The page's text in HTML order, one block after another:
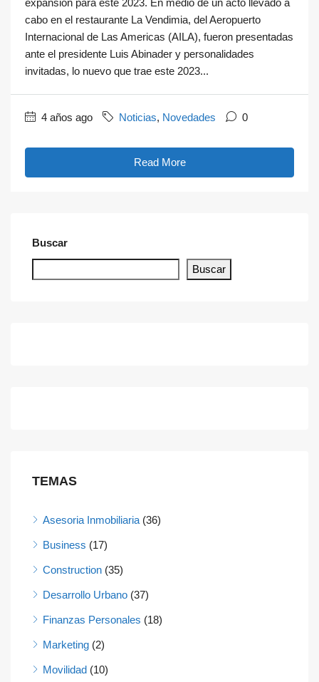
expansión para este 2023. En medio de un acto llevado a
cabo en el restaurante La Vendimia, del Aeropuerto
Internacional de Las Americas (AILA), fueron presentadas
ante el presidente Luis Abinader y personalidades
invitadas, lo nuevo que trae este 2023...
4 años ago Noticias, Novedades 0
Read More
Buscar
Buscar
TEMAS
Asesoria Inmobiliaria (36)
Business (17)
Construction (35)
Desarrollo Urbano (37)
Finanzas Personales (18)
Marketing (2)
Movilidad (10)